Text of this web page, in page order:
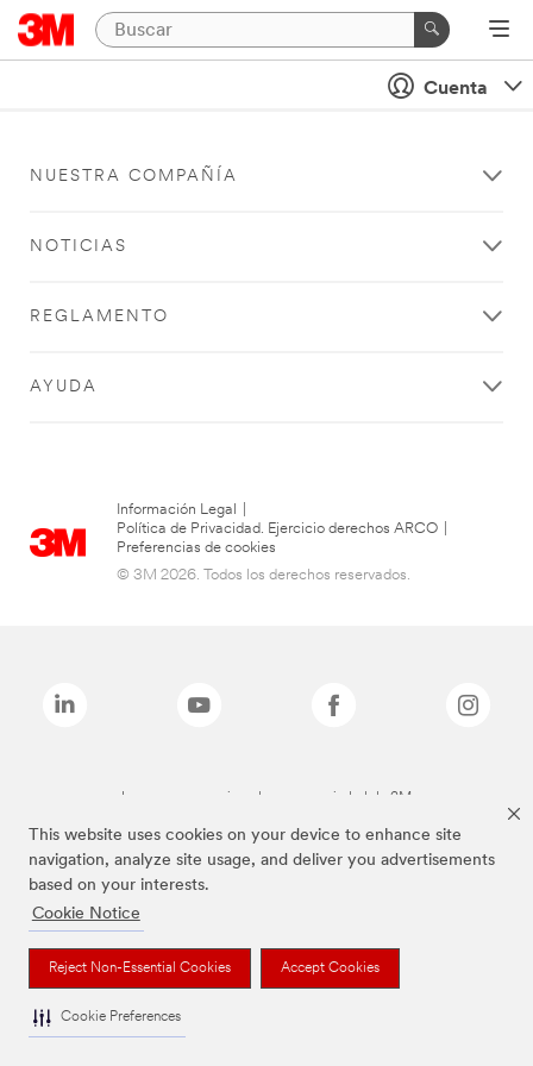
This website uses cookies on your device to enhance site
navigation, analyze site usage, and deliver you advertisements
based on your interests.
Cookie Notice
Reject Non-Essential Cookies Accept Cookies
Cookie Preferences
Cuenta
NUESTRA COMPAÑÍA
NOTICIAS
REGLAMENTO
AYUDA
Información Legal
Política de Privacidad. Ejercicio derechos ARCO
Preferencias de cookies
© 3M 2026. Todos los derechos reservados.
Las marcas mencionadas son propiedad de 3M